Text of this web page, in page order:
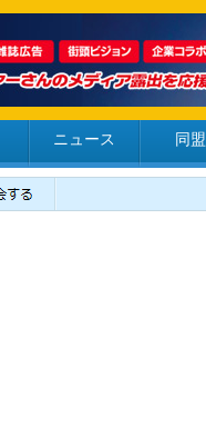
ニュース 同盟